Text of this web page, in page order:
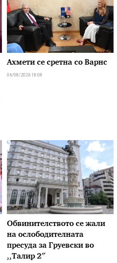
Ахмети се сретна со Варнс
06/08/2026 18:08
Обвинителството се жали
на ослободителната
пресуда за Груевски во
,,Талир 2″